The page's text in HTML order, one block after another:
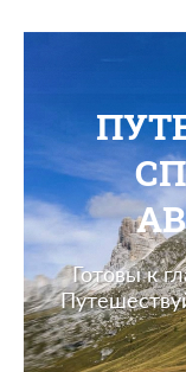
Готовы к